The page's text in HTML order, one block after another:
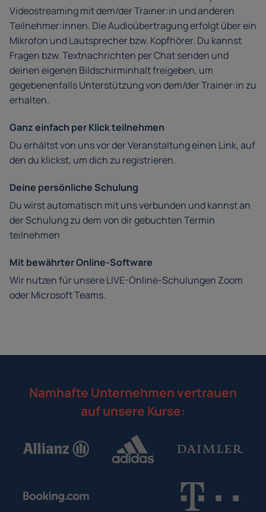
Videostreaming mit dem/der Trainer:in und anderen
Teilnehmer:innen. Die Audioübertragung erfolgt über ein
Mikrofon und Lautsprecher bzw. Kopfhörer. Du kannst
Fragen bzw. Textnachrichten per Chat senden und
deinen eigenen Bildschirminhalt freigeben, um
gegebenenfalls Unterstützung von dem/der Trainer:in zu
erhalten.
Ganz einfach per Klick teilnehmen
Du erhältst von uns vor der Veranstaltung einen Link, auf
den du klickst, um dich zu registrieren.
Deine persönliche Schulung
Du wirst automatisch mit uns verbunden und kannst an
der Schulung zu dem von dir gebuchten Termin
teilnehmen
Mit bewährter Online-Software
Wir nutzen für unsere LIVE-Online-Schulungen Zoom
oder Microsoft Teams.
Namhafte Unternehmen vertrauen
auf unsere Kurse: